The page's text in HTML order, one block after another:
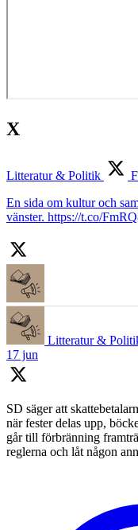
X
Litteratur & Politik
En sida om kultur och
vänster. https://t.co/
Litteratur &
17 jun
SD säger att
när fester delas upp,
går till förbränning
reglerna och låt någon